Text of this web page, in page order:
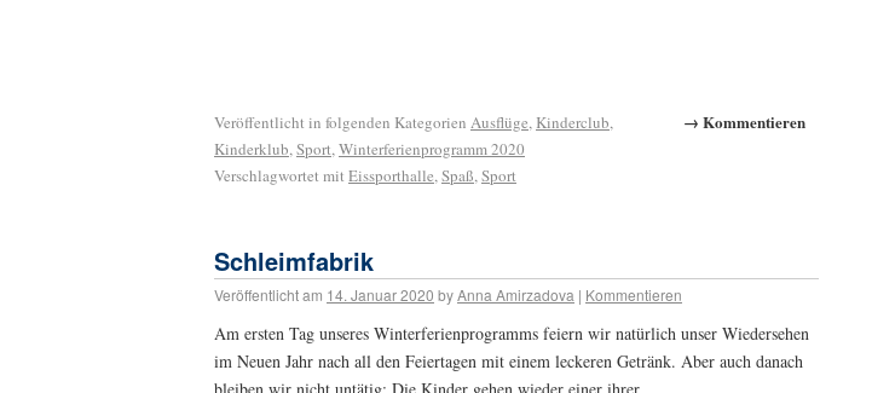
→ Kommentieren
Veröffentlicht in folgenden Kategorien Ausflüge, Kinderclub,
Kinderklub,Sport,Winterferienprogramm 2020
Verschlagwortet mit Eissporthalle,Spaß,Sport
Schleimfabrik
Veröffentlicht am 14. Januar 2020 byAnna Amirzadova | Kommentieren
Am ersten Tag unseres Winterferienprogramms feiern wir natürlich unser Wiedersehen
im Neuen Jahr nach all den Feiertagen mit einem leckeren Getränk. Aber auch danach